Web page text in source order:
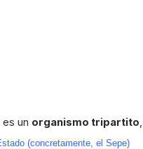
un organismo tripartito
(concretamente, el Sepe)